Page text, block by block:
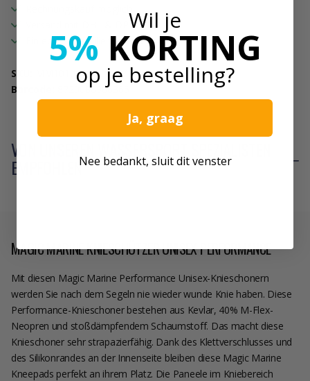
Versand mit DHL & DPD
Ein echtes Familienunternehmen
SKU:
MM101002-900-S/M
Barcode:
8720088966365
VON UNSEREN WASSERSPORT SPEZIALISTEN
EMPFOHLEN
MAGIC MARINE KNIESCHÜTZER UNISEX PERFORMANCE
Mit diesen Magic Marine Performance Unisex-Knieschonern
werden Sie nach dem Segeln nie wieder wunde Knie haben. Diese
Performance-Knieschoner bestehen aus Kevlar, 40% M-Flex-
Neopren und stoßdämpfendem Schaumstoff. Das macht diese
Knieschoner sehr strapazierfähig. Dank des Klettverschlusses und
des Silikonrandes an der Innenseite bleiben diese Magic Marine
Kneepads perfekt an ihrem Platz. Die Paneele im Kniebereich
Wil je
5% KORTING
op je bestelling?
Ja, graag
Nee bedankt, sluit dit venster